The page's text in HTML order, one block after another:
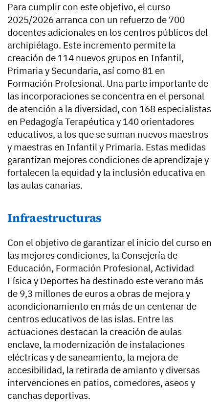
Para cumplir con este objetivo, el curso
2025/2026 arranca con un refuerzo de 700
docentes adicionales en los centros públicos del
archipiélago. Este incremento permite la
creación de 114 nuevos grupos en Infantil,
Primaria y Secundaria, así como 81 en
Formación Profesional. Una parte importante de
las incorporaciones se concentra en el personal
de atención a la diversidad, con 168 especialistas
en Pedagogía Terapéutica y 140 orientadores
educativos, a los que se suman nuevos maestros
y maestras en Infantil y Primaria. Estas medidas
garantizan mejores condiciones de aprendizaje y
fortalecen la equidad y la inclusión educativa en
las aulas canarias.
Infraestructuras
Con el objetivo de garantizar el inicio del curso en
las mejores condiciones, la Consejería de
Educación, Formación Profesional, Actividad
Física y Deportes ha destinado este verano más
de 9,3 millones de euros a obras de mejora y
acondicionamiento en más de un centenar de
centros educativos de las islas. Entre las
actuaciones destacan la creación de aulas
enclave, la modernización de instalaciones
eléctricas y de saneamiento, la mejora de
accesibilidad, la retirada de amianto y diversas
intervenciones en patios, comedores, aseos y
canchas deportivas.